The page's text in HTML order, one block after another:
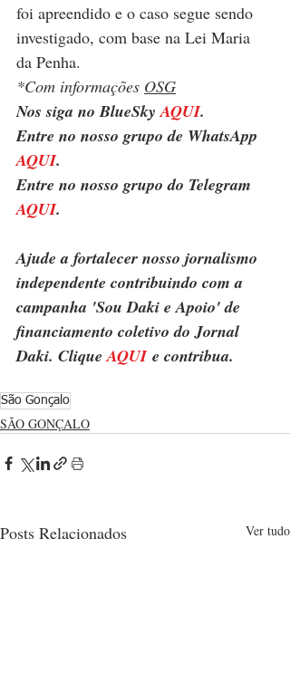
foi apreendido e o caso segue sendo
investigado, com base na Lei Maria
da Penha.
*Com informações OSG
Nos siga no BlueSky AQUI.
Entre no nosso grupo de WhatsApp
AQUI.
Entre no nosso grupo do Telegram
AQUI.
Ajude a fortalecer nosso jornalismo
independente contribuindo com a
campanha 'Sou Daki e Apoio' de
financiamento coletivo do Jornal
Daki. Clique AQUI e contribua.
São Gonçalo
SÃO GONÇALO
Posts Relacionados Ver tudo